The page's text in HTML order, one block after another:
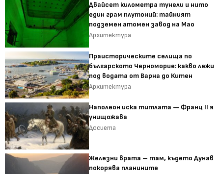
Двайсет километра тунели и нито
един грам плутоний: тайният
подземен атомен завод на Мао
Архитектура
Праисторическите селища по
българското Черноморие: какво лежи
под водата от Варна до Китен
Архитектура
Наполеон иска титлата — Франц II я
унищожава
Досиета
Железни врата – там, където Дунав
покорява планините